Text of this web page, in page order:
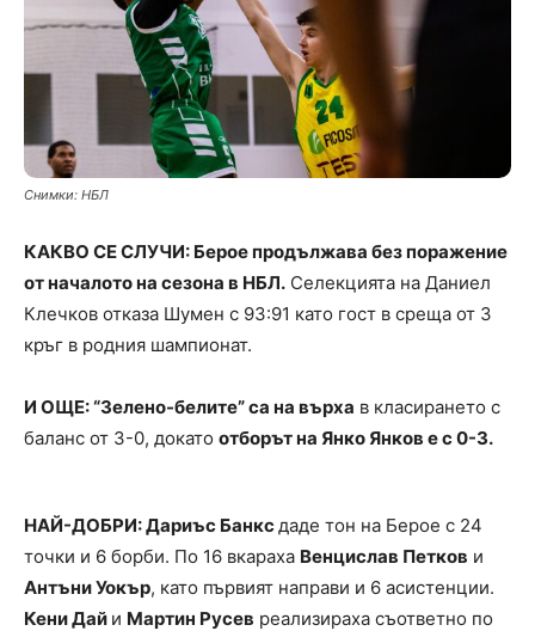
Снимки: НБЛ
КАКВО СЕ СЛУЧИ: Берое продължава без поражение
от началото на сезона в НБЛ. Селекцията на Даниел
Клечков отказа Шумен с 93:91 като гост в среща от 3
кръг в родния шампионат.
И ОЩЕ: “Зелено-белите” са на върха в класирането с
баланс от 3-0, докато отборът на Янко Янков е с 0-3.
НАЙ-ДОБРИ: Дариъс Банксдаде тон на Берое с 24
точки и 6 борби. По 16 вкараха Венцислав Петков и
Антъни Уокър, като първият направи и 6 асистенции.
Кени Дай и Мартин Русев реализираха съответно по